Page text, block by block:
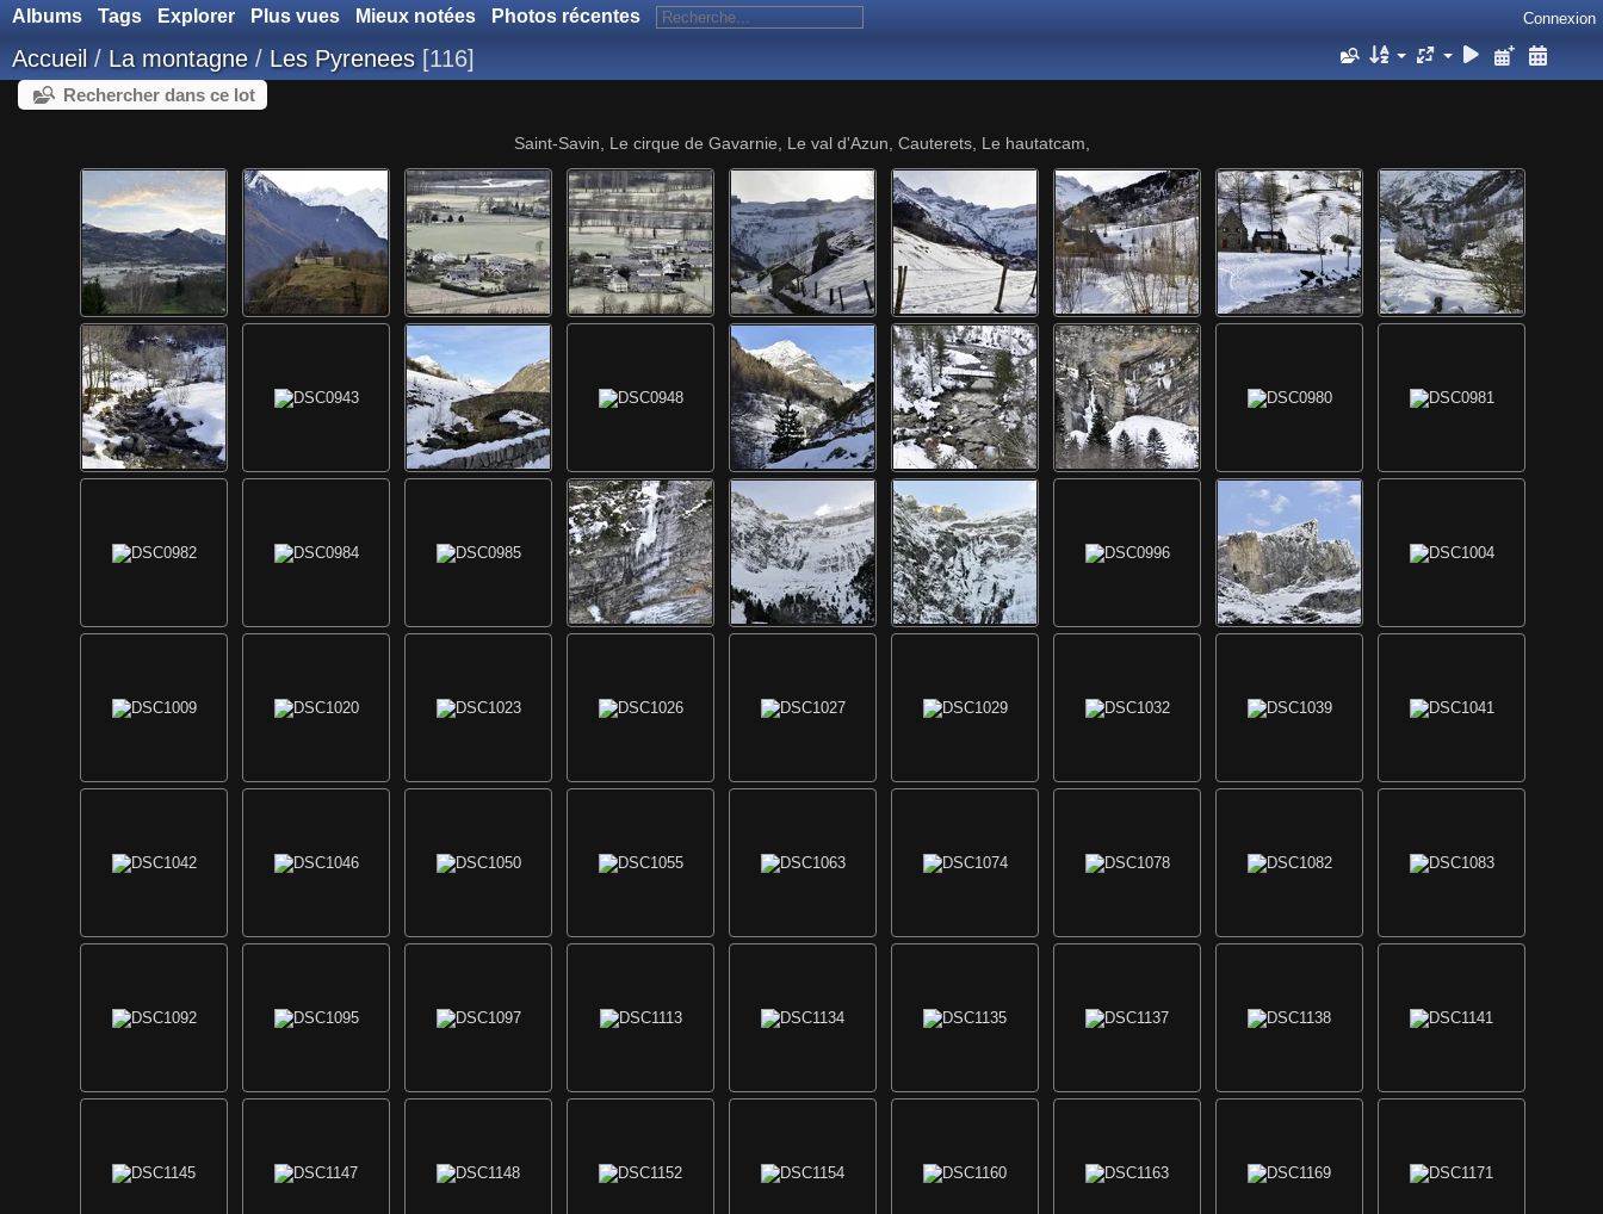
Albums Tags Explorer Plus vues Mieux notées Photos récentes Connexion
Accueil / La montagne / Les Pyrenees 116
Rechercher dans ce lot
Saint-Savin, Le cirque de Gavarnie, Le val d'Azun, Cauterets, Le hautatcam,